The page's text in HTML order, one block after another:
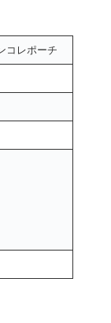
コレポーチ